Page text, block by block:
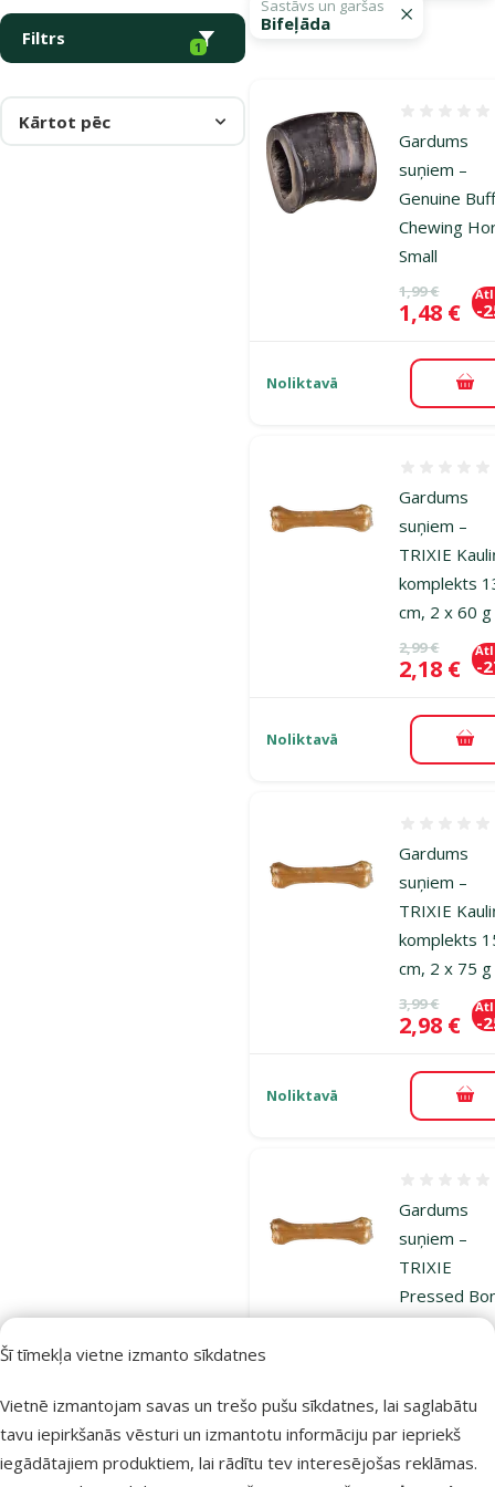
Šī tīmekļa vietne izmanto sīkdatnes
Vietnē izmantojam savas un trešo pušu sīkdatnes, lai saglabātu
tavu iepirkšanās vēsturi un izmantotu informāciju par iepriekš
iegādātajiem produktiem, lai rādītu tev interesējošas reklāmas.
Filtrs 1
Sastāvs un garšas
Bifeļāda
Kārtot pēc
Gardums
suņiem –
Genuine
Chewing
Small
Oriģinālā
1,99 €
Cena
1,48 € -
Noliktavā
Gardums
suņiem –
TRIXIE
komplekts
cm, 2 x 60 g
Oriģinālā
2,99 €
Cena
2,18 € -
Noliktavā
Gardums
suņiem –
TRIXIE
komplekts
cm, 2 x 75 g
Oriģinālā
3,99 €
Cena
2,98 € -
Noliktavā
Gardums
suņiem –
TRIXIE
Pressed
17 cm, 90 g